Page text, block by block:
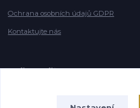
Ochrana osobních údajů GDPR
Kontaktujte nás
Naše značky